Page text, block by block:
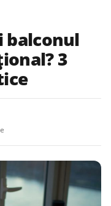
balconul
3